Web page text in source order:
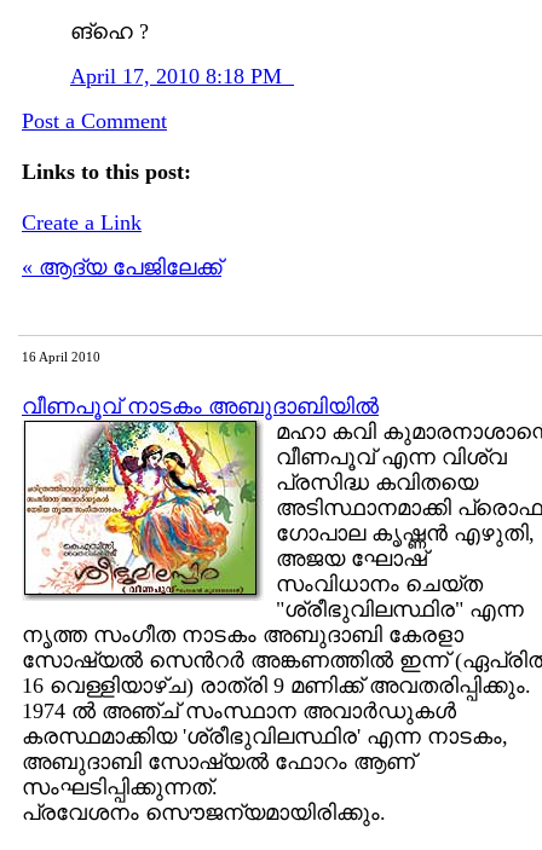
ങ്ഹെ ?
April 17, 2010 8:18 PM
Post a Comment
Links to this post:
Create a Link
« ആദ്യ പേജിലേക്ക്
16 April 2010
വീണപൂവ്‌ നാടകം അബുദാബിയില്‍
മഹാ കവി
വീണപൂവ്‌ എന്ന വിശ്വ
പ്രസിദ്ധ കവിതയെ
അടിസ്ഥാനമാക്കി
ഗോപാല കൃഷ്ണന്‍ എഴുതി,
അജയ ഘോഷ്‌
സംവിധാനം ചെയ്ത
"ശ്രീഭുവിലസ്ഥിര" എന്ന
നൃത്ത സംഗീത നാടകം അബുദാബി കേരളാ
സോഷ്യല്‍ സെന്‍റര്‍ അങ്കണത്തില്‍ ഇന്ന്
16 വെള്ളിയാഴ്ച) രാത്രി 9 മണിക്ക് അവതരിപ്പിക്കും.
1974 ല്‍ അഞ്ച് സംസ്ഥാന അവാര്‍ഡുകള്‍
കരസ്ഥമാക്കിയ 'ശ്രീഭുവിലസ്ഥിര' എന്ന നാടകം,
അബുദാബി സോഷ്യല്‍ ഫോറം ആണ്
സംഘടിപ്പിക്കുന്നത്.
പ്രവേശനം സൌജന്യമായിരിക്കും.